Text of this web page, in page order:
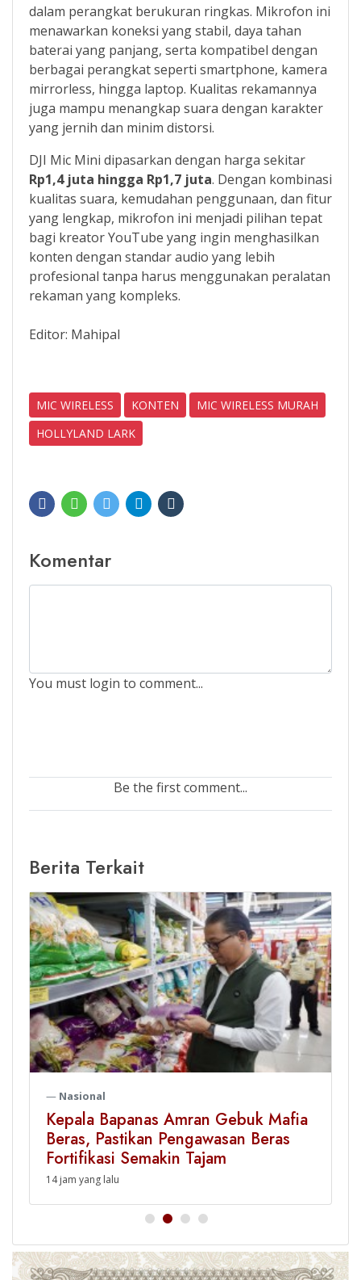
dalam perangkat berukuran ringkas. Mikrofon ini
menawarkan koneksi yang stabil, daya tahan
baterai yang panjang, serta kompatibel dengan
berbagai perangkat seperti smartphone, kamera
mirrorless, hingga laptop. Kualitas rekamannya
juga mampu menangkap suara dengan karakter
yang jernih dan minim distorsi.
DJI Mic Mini dipasarkan dengan harga sekitar
Rp1,4 juta hingga Rp1,7 juta. Dengan kombinasi
kualitas suara, kemudahan penggunaan, dan fitur
yang lengkap, mikrofon ini menjadi pilihan tepat
bagi kreator YouTube yang ingin menghasilkan
konten dengan standar audio yang lebih
profesional tanpa harus menggunakan peralatan
rekaman yang kompleks.
Editor: Mahipal
MIC WIRELESS KONTEN
MIC WIRELESS MURAH
HOLLYLAND LARK
Komentar
You must login to comment...
Be the first comment...
Berita Terkait
Nasional
Kepala Bapanas Amran Gebuk Mafia
Beras, Pastikan Pengawasan Beras
Fortifikasi Semakin Tajam
14 jam yang lalu